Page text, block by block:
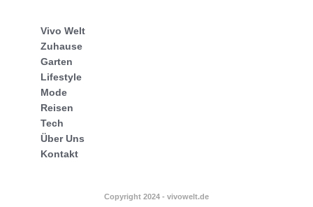
Vivo Welt
Zuhause
Garten
Lifestyle
Mode
Reisen
Tech
Über Uns
Kontakt
Copyright 2024 - vivowelt.de